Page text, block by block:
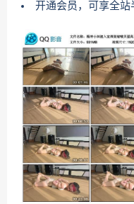
开通会员，可享全站